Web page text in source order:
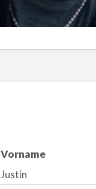
Vorname
Justin